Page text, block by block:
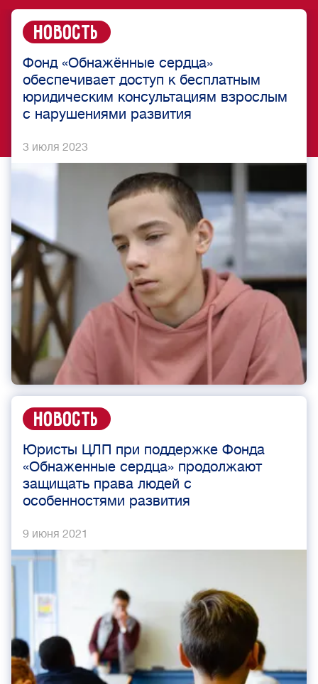
Новость
Фонд «Обнажённые сердца»
обеспечивает доступ к бесплатным
юридическим консультациям взрослым
с нарушениями развития
3 июля 2023
Новость
Юристы ЦЛП при поддержке Фонда
«Обнаженные сердца» продолжают
защищать права людей с
особенностями развития
9 июня 2021